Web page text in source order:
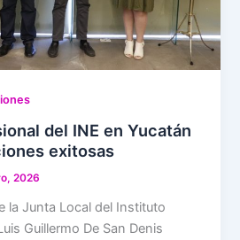
del INE en Yucatán
exitosas
2026
la Junta Local del Instituto
Guillermo De San Denis